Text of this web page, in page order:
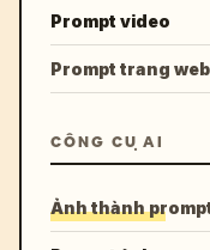
Prompt video
Prompt trang web
CÔNG CỤ AI
Ảnh thành